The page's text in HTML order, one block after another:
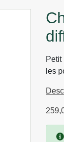
chevet 3 tiroirs manguier massif
Petit
les